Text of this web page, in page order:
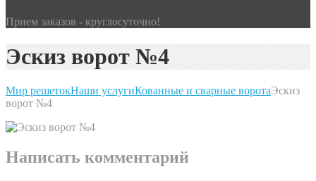
Прием заказов - круглосуточно!
Эскиз ворот №4
Мир решетокНаши услугиКованные и сварные воротаЭскиз
ворот №4
Написать комментарий